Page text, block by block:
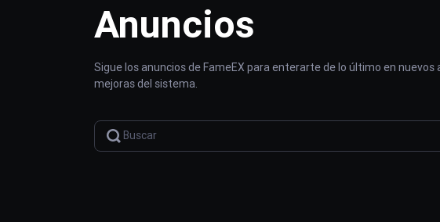
Anuncios
Sigue los anuncios de FameEX para enterarte de lo último en
mejoras del sistema.